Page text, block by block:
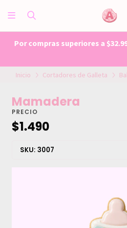
Por compras superiores a
Inicio Cortadores de Galleta
Mamadera
PRECIO
$1.490
SKU: 3007